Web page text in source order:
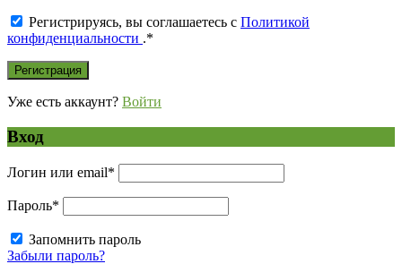
Регистрируясь, вы соглашаетесь с Политикой
конфиденциальности .*
Уже есть аккаунт? Войти
Вход
Логин или email*
Пароль*
Запомнить пароль
Забыли пароль?